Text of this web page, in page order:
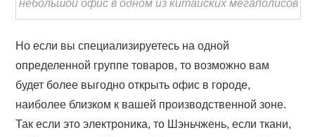
небольшой офис в одном из китайских мегаполисов
Но если вы специализируетесь на одной
определенной группе товаров, то возможно вам
будет более выгодно открыть офис в городе,
наиболее близком к вашей производственной зоне.
Так если это электроника, то Шэньчжень, если ткани,